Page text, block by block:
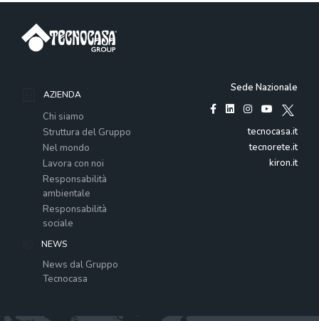
AZIENDA
Chi siamo
Struttura del Gruppo
Nel mondo
Lavora con noi
Responsabilità
ambientale
Responsabilità
sociale
NEWS
News dal Gruppo
Tecnocasa
Sede Nazionale
tecnocasa.it
tecnorete.it
kiron.it